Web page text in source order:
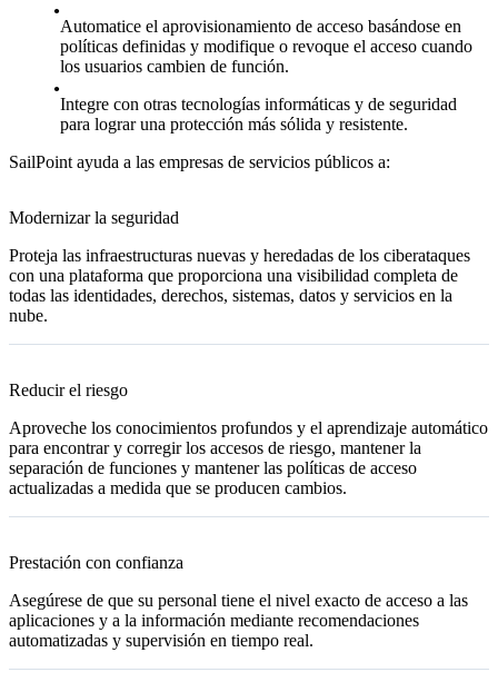
Automatice el aprovisionamiento de acceso basándose en
políticas definidas y modifique o revoque el acceso cuando
los usuarios cambien de función.
Integre con otras tecnologías informáticas y de seguridad
para lograr una protección más sólida y resistente.
SailPoint ayuda a las empresas de servicios públicos a:
Modernizar la seguridad
Proteja las infraestructuras nuevas y heredadas de los ciberataques
con una plataforma que proporciona una visibilidad completa de
todas las identidades, derechos, sistemas, datos y servicios en la
nube.
Reducir el riesgo
Aproveche los conocimientos profundos y el aprendizaje automático
para encontrar y corregir los accesos de riesgo, mantener la
separación de funciones y mantener las políticas de acceso
actualizadas a medida que se producen cambios.
Prestación con confianza
Asegúrese de que su personal tiene el nivel exacto de acceso a las
aplicaciones y a la información mediante recomendaciones
automatizadas y supervisión en tiempo real.